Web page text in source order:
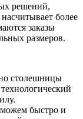
решений,
более
заказы
размеров.
столешницы
быстро и